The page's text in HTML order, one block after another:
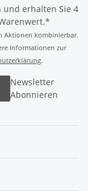
und erhalten Sie 4
Aktionen kombinierbar.
Informationen zur
.
Newsletter
Abonnieren